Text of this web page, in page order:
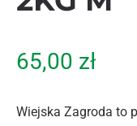
65,00 zł
Wiejska Zagroda to